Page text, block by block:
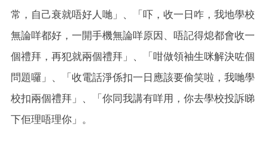
常，自己衰就唔好人哋」、「吓，收一日咋，我地學校
無論咩都好，一開手機無論咩原因、唔記得熄都會收一
個禮拜，再犯就兩個禮拜」、「咁做領袖生咪解決咗個
問題囉」、「收電話淨係扣一日應該要偷笑啦，我哋學
校扣兩個禮拜」、「你同我講有咩用，你去學校投訴睇
下佢理唔理你」。